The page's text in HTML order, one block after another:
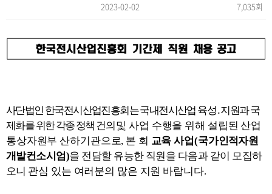
2023-02-02 7,035회
본문
사단법인 한국전시산업진흥회는 국내전시산업 육성․지원과 국
제화를 위한 각종 정책 건의 및 사업 수행을 위해 설립된 산업
통상자원부 산하기관으로, 본 회 교육 사업(국가인적자원
개발컨소시엄)을 전담할 유능한 직원을 다음과 같이 모집하
오니 관심 있는 여러분의 많은 지원 바랍니다.